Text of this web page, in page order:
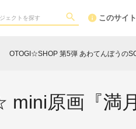
このサイ
第5弾 あわてんぼうの
原画『満